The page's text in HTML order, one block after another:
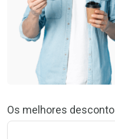
Os melhores